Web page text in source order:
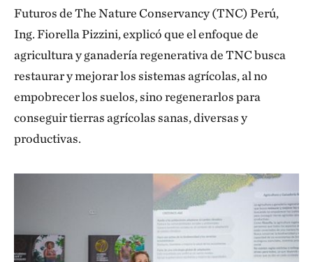
Futuros de The Nature Conservancy (TNC) Perú,
Ing. Fiorella Pizzini, explicó que el enfoque de
agricultura y ganadería regenerativa de TNC busca
restaurar y mejorar los sistemas agrícolas, al no
empobrecer los suelos, sino regenerarlos para
conseguir tierras agrícolas sanas, diversas y
productivas.